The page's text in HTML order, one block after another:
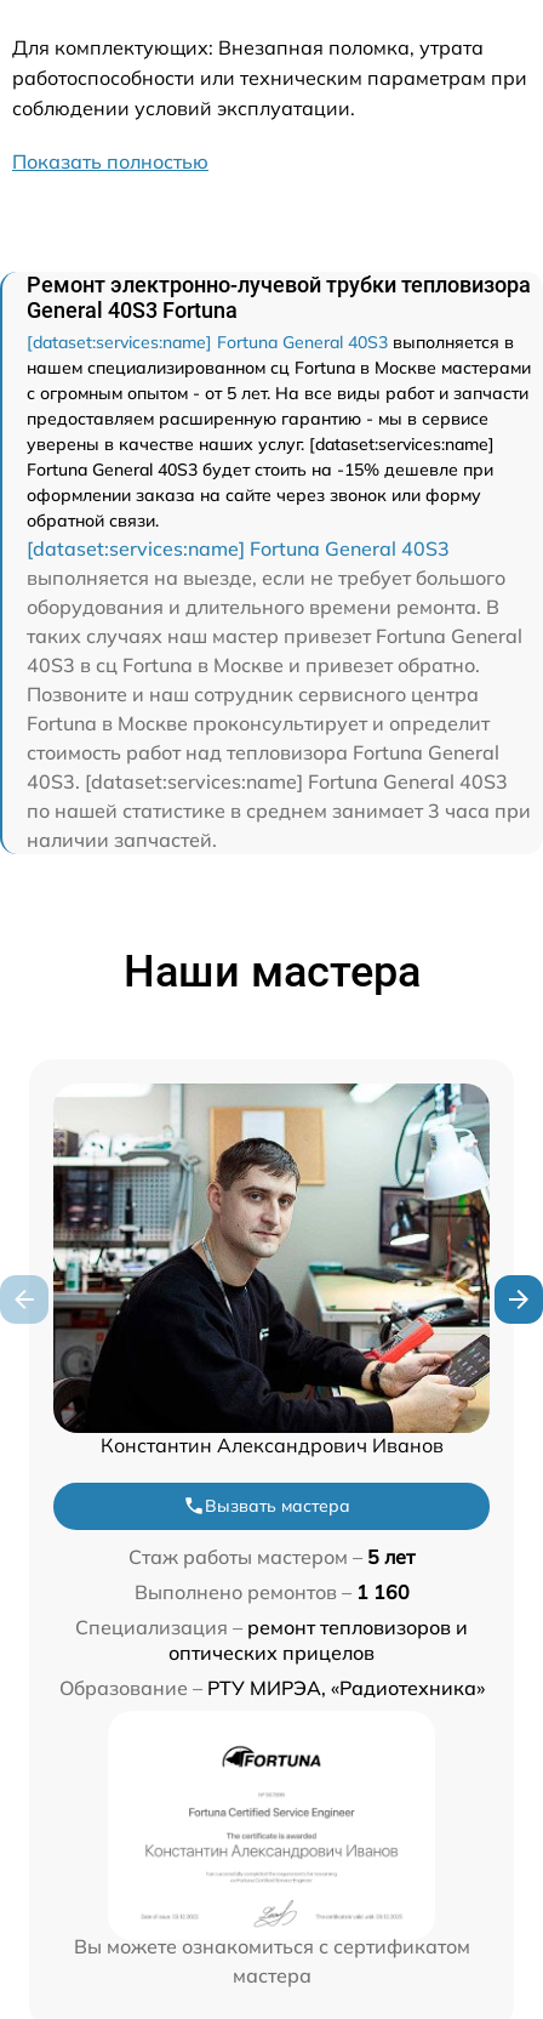
Для комплектующих: Внезапная поломка, утрата
работоспособности или техническим параметрам при
соблюдении условий эксплуатации.
Показать полностью
Ремонт электронно-лучевой трубки тепловизора
General 40S3 Fortuna
[dataset:services:name] Fortuna General 40S3 выполняется в
нашем специализированном сц Fortuna в Москве мастерами
с огромным опытом - от 5 лет. На все виды работ и запчасти
предоставляем расширенную гарантию - мы в сервисе
уверены в качестве наших услуг. [dataset:services:name]
Fortuna General 40S3 будет стоить на -15% дешевле при
оформлении заказа на сайте через звонок или форму
обратной связи.
[dataset:services:name] Fortuna General 40S3
выполняется на выезде, если не требует большого
оборудования и длительного времени ремонта. В
таких случаях наш мастер привезет Fortuna General
40S3 в сц Fortuna в Москве и привезет обратно.
Позвоните и наш сотрудник сервисного центра
Fortuna в Москве проконсультирует и определит
стоимость работ над тепловизора Fortuna General
40S3. [dataset:services:name] Fortuna General 40S3
по нашей статистике в среднем занимает 3 часа при
наличии запчастей.
Наши мастера
Константин Александрович Иванов
Вызвать мастера
Стаж работы мастером – 5 лет
Выполнено ремонтов – 1 160
Специализация – ремонт тепловизоров и
оптических прицелов
Образование – РТУ МИРЭА, «Радиотехника»
Вы можете ознакомиться с сертификатом
мастера